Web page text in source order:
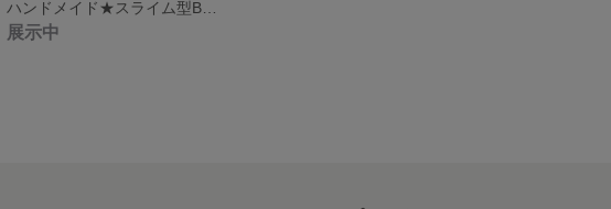
展示中